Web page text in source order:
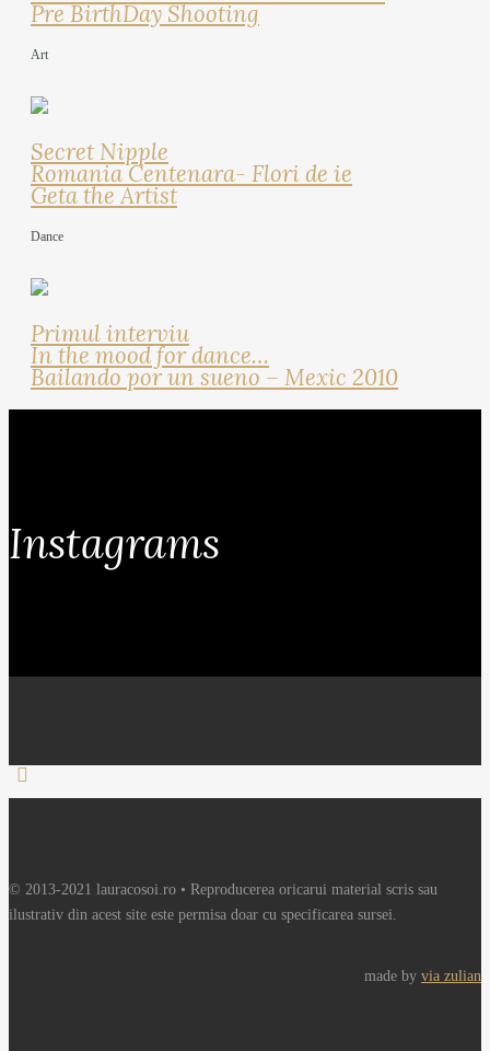
Pre BirthDay Shooting
Art
Secret Nipple
Romania Centenara- Flori de ie
Geta the Artist
Dance
Primul interviu
In the mood for dance…
Bailando por un sueno – Mexic 2010
Instagrams
© 2013-2021 lauracosoi.ro • Reproducerea oricarui material scris sau
ilustrativ din acest site este permisa doar cu specificarea sursei.
made by via zulian